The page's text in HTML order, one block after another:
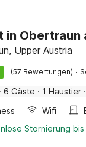
in Obertraun
Upper Austria
(57 Bewertungen) ·
· 6 Gäste · 1 Haustier ·
Wifi
Stornierung